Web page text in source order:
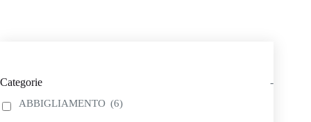
Categorie -
ABBIGLIAMENTO (6)